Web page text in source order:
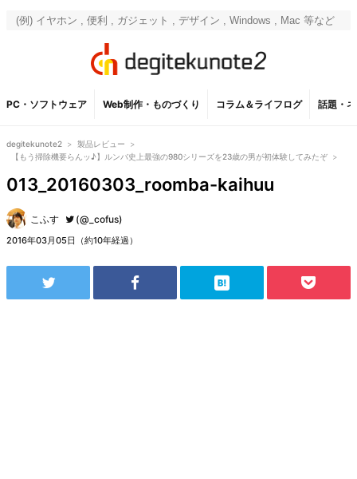
PC・ソフトウェア Web制作・ものづくり コラム＆ライフログ 話題・
degitekunote2 > 製品レビュー
>
【もう掃除機要らんッ♪】ルンバ史上最強の980シリーズを23歳の男が初体験してみたぞ >
013_20160303_roomba-kaihuu
こふす (@_cofus)
2016年03月05日（約10年経過）